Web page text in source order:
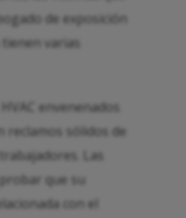
de exposición
varias
envenenados
sólidos de
Las
que su
con el